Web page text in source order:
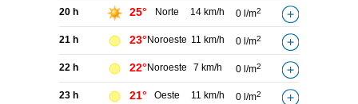
20 h 25° Norte 14 km/h 0 l/m2
21 h 23° Noroeste 11 km/h 0 l/m2
22 h 22° Noroeste 7 km/h 0 l/m2
23 h 21° Oeste 11 km/h 0 l/m2